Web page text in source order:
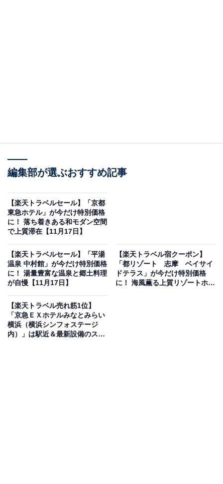
画像出典：楽天市場
W」は現在10％ポイントバックの対象になっています。
そのため、通常価格9901円のところ、実質9001円で購入
可能です。
楽天市場で商品を見る
編集部が選ぶおすすめ記事
【楽天トラベルセール】「京都
東急ホテル」が今だけ特別価格
に！ 落ち着きある和モダン空間
で上質滞在【11月17日】
【楽天トラベルセール】「平湯
温泉 中村館」が今だけ特別価格
に！ 湯量豊富な温泉と郷土料理
が自慢【11月17日】
【楽天トラベル宿クーポン】
「都リゾート 志摩 ベイサイ
ドテラス」が今だけ特別価格
に！ 海風薫る上質リゾートホテ
【楽天トラベル売れ筋1位】
「京急ＥＸホテルみなとみらい
横浜（横浜シンフォステージ
内）」は駅近＆最新設備のスマ